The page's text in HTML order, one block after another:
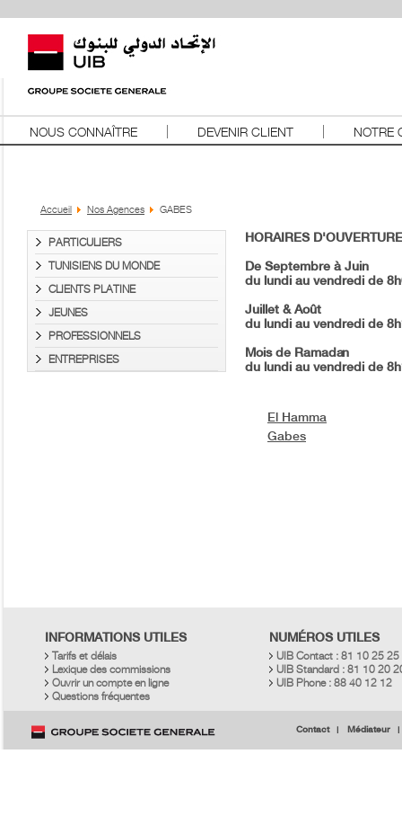
NOUS CONNAÎTRE DEVENIR CLIENT NOTRE
Accueil Nos Agences GABES
PARTICULIERS
TUNISIENS DU MONDE
CLIENTS PLATINE
JEUNES
PROFESSIONNELS
ENTREPRISES
HORAIRES
De Septembre à Juin
du lundi au vendredi de
Juillet & Août
du lundi au vendredi de
Mois de Ramadan
du lundi au vendredi de
El Hamma
Gabes
INFORMATIONS UTILES
Tarifs et délais
Lexique des commissions
Ouvrir un compte en ligne
Questions fréquentes
NUMÉROS UTILES
UIB Contact : 81 10 25 25
UIB Standard : 81 10 20
UIB Phone : 88 40 12 12
Contact Médiateur